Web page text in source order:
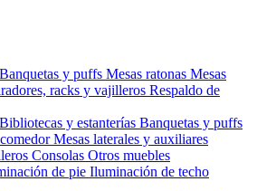
Banquetas y puffs Mesas ratonas Mesas
racks y vajilleros Respaldo de
Bibliotecas y estanterías Banquetas y puffs
Mesas laterales y auxiliares
Consolas Otros muebles
de pie Iluminación de techo